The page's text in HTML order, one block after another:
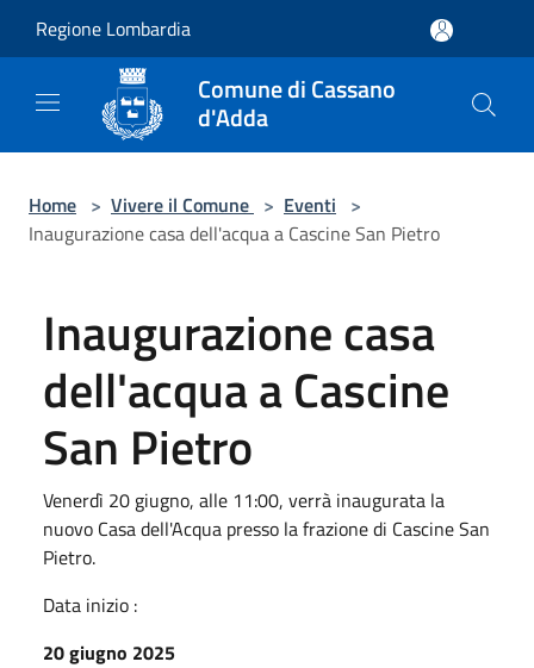
Regione Lombardia
Comune di Cassano
d'Adda
Home > Vivere il Comune > Eventi >
Inaugurazione casa dell'acqua a Cascine San Pietro
Inaugurazione casa
dell'acqua a Cascine
San Pietro
Venerdì 20 giugno, alle 11:00, verrà inaugurata la
nuovo Casa dell'Acqua presso la frazione di Cascine San
Pietro.
Data inizio :
20 giugno 2025